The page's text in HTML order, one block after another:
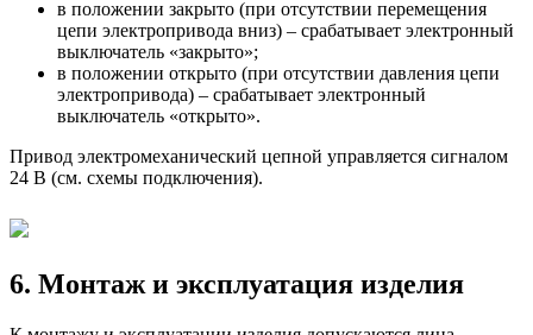
в положении закрыто (при отсутствии перемещения
цепи электропривода вниз) – срабатывает электронный
выключатель «закрыто»;
в положении открыто (при отсутствии давления цепи
электропривода) – срабатывает электронный
выключатель «открыто».
Привод электромеханический цепной управляется сигналом
24 В (см. схемы подключения).
6. Монтаж и эксплуатация изделия